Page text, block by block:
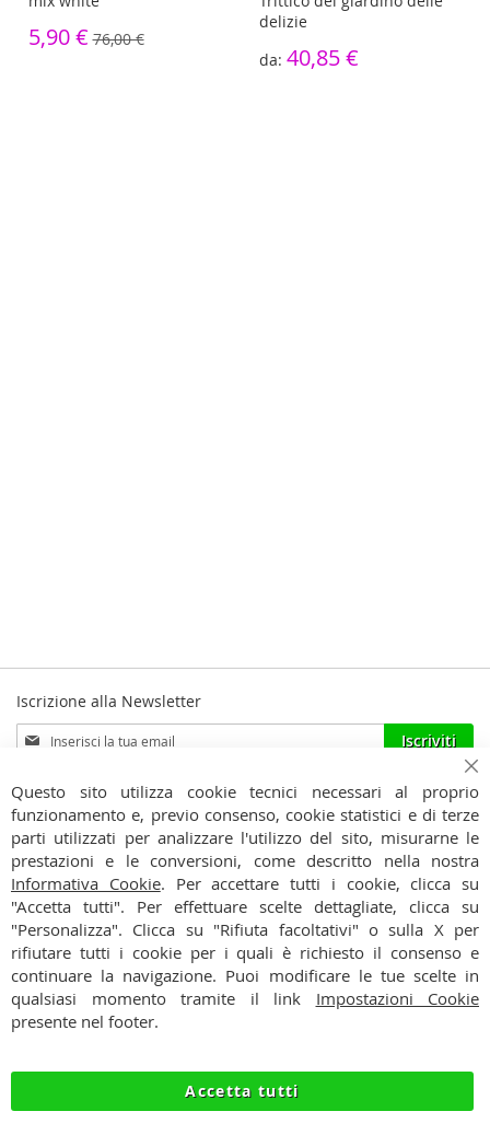
5,90 € 76,00 €
delizie
40,85 €
Iscrizione alla Newsletter
Iscriviti
alla
Newsletter:
Iscriviti
CONTATTI
CONDIZIONI
PAGAMENTI
SPEDIZIONI
RECESSO
COOKIE
Questo sito utilizza cookie tecnici necessari al proprio
funzionamento e, previo consenso, cookie statistici e di terze
parti utilizzati per analizzare l'utilizzo del sito, misurarne le
prestazioni e le conversioni, come descritto nella nostra
Informativa Cookie. Per accettare tutti i cookie, clicca su
"Accetta tutti". Per effettuare scelte dettagliate, clicca su
"Personalizza". Clicca su "Rifiuta facoltativi" o sulla X per
rifiutare tutti i cookie per i quali è richiesto il consenso e
continuare la navigazione. Puoi modificare le tue scelte in
qualsiasi momento tramite il link Impostazioni Cookie
presente nel footer.
Accetta tutti